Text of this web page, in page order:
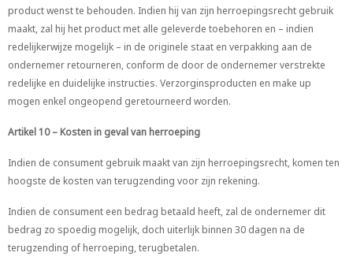
product wenst te behouden. Indien hij van zijn herroepingsrecht gebruik
maakt, zal hij het product met alle geleverde toebehoren en – indien
redelijkerwijze mogelijk – in de originele staat en verpakking aan de
ondernemer retourneren, conform de door de ondernemer verstrekte
redelijke en duidelijke instructies. Verzorginsproducten en make up
mogen enkel ongeopend geretourneerd worden.
Artikel 10 – Kosten in geval van herroeping
Indien de consument gebruik maakt van zijn herroepingsrecht, komen ten
hoogste de kosten van terugzending voor zijn rekening.
Indien de consument een bedrag betaald heeft, zal de ondernemer dit
bedrag zo spoedig mogelijk, doch uiterlijk binnen 30 dagen na de
terugzending of herroeping, terugbetalen.